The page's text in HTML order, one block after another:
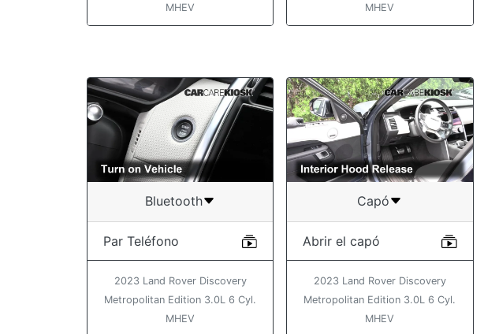
MHEV
MHEV
Bluetooth
Par Teléfono
2023 Land Rover Discovery
Metropolitan Edition 3.0L 6 Cyl.
MHEV
Capó
Abrir el capó
2023 Land Rover Discovery
Metropolitan Edition 3.0L 6 Cyl.
MHEV